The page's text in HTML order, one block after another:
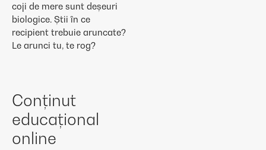
coji de mere sunt deșeuri
biologice. Știi în ce
recipient trebuie aruncate?
Le arunci tu, te rog?
Conținut
educațional
online